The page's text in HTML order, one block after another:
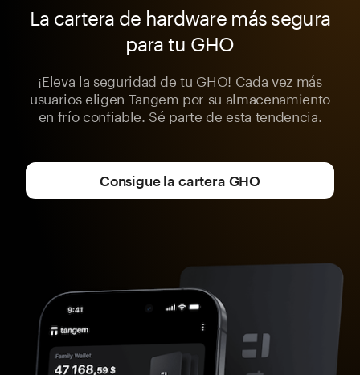
La cartera de hardware más segura
para tu GHO
¡Eleva la seguridad de tu GHO! Cada vez más
usuarios eligen Tangem por su almacenamiento
en frío confiable. Sé parte de esta tendencia.
Consigue la cartera GHO